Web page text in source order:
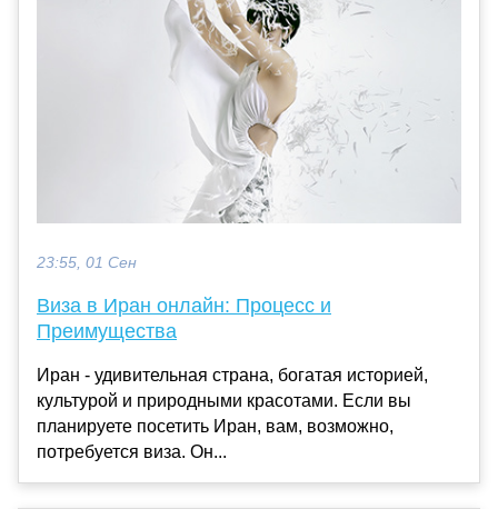
23:55, 01 Сен
Виза в Иран онлайн: Процесс и
Преимущества
Иран - удивительная страна, богатая историей,
культурой и природными красотами. Если вы
планируете посетить Иран, вам, возможно,
потребуется виза. Он...